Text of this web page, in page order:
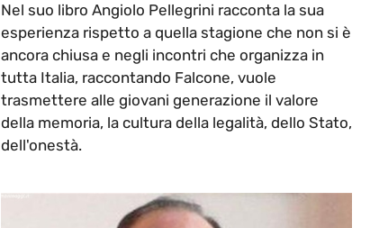
Nel suo libro Angiolo Pellegrini racconta la sua
esperienza rispetto a quella stagione che non si è
ancora chiusa e negli incontri che organizza in
tutta Italia, raccontando Falcone, vuole
trasmettere alle giovani generazione il valore
della memoria, la cultura della legalità, dello Stato,
dell'onestà.